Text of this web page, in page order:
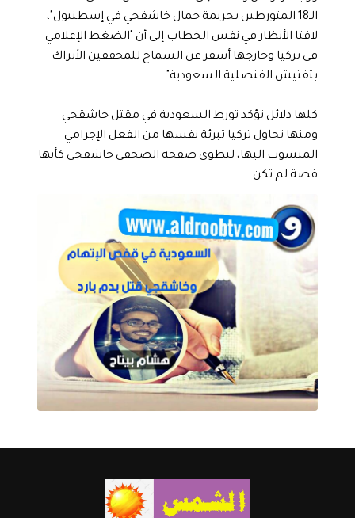
الـ18 المتورطين بجريمة جمال خاشقجي في إسطنبول"،
لافتا الأنظار في نفس الخطاب إلى أن "الضغط الإعلامي
في تركيا وخارجها أسفر عن السماح للمحققين الأتراك
بتفتيش القنصلية السعودية".
كلها دلائل تؤكد تورط السعودية في مقتل خاشقجي
ومنها تحاول تركيا تبرئة نفسها من الفعل الإجرامي
المنسوب اليها، لتطوي صفحة الصحفي خاشقجي كأنها
قصة لم تكن.